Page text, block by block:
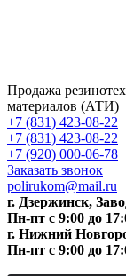
Продажа
материалов (АТИ)
+7 (831) 423-08-22
+7 (831) 423-08-22
+7 (920) 000-06-78
Заказать звонок
polirukom@mail.ru
г. Дзержинск,
Пн-пт c 9:00 до
г. Нижний
Пн-пт c 9:00 до